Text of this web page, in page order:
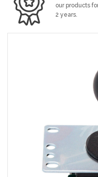
our products
2 years.